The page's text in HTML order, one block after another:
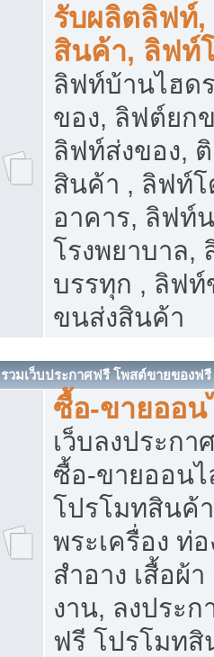
รับผลิตลิฟท์
สินค้า, ลิฟท์
ลิฟท์บ้านไฮด
ของ, ลิฟต์ยก
ลิฟท์ส่งของ,
สินค้า , ลิฟท์
อาคาร, ลิฟท์
โรงพยาบาล,
บรรทุก , ลิฟ
ขนส่งสินค้า
รวมเว็บประกาศฟรี โพสต์ขายของฟรี
ซื้อ-ขายออน
เว็บลงประก
ซื้อ-ขายออน
โปรโมทสินค้
พระเครื่อง ท่อ
สำอาง เสื้อผ้
งาน, ลงประ
ฟรี โปรโมท